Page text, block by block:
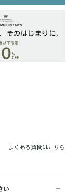
よくある質問はこちら
い